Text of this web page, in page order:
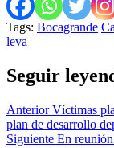
Tags: Bocagrande
leva
Seguir
AnteriorVíctimas
plan de desarrollo
Siguiente En